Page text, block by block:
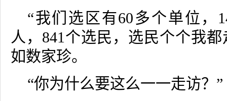
“我们选区有60多个单位，
人， 841个选民，选民个个我
如数家珍。
“你为什么要这么一一走访？”